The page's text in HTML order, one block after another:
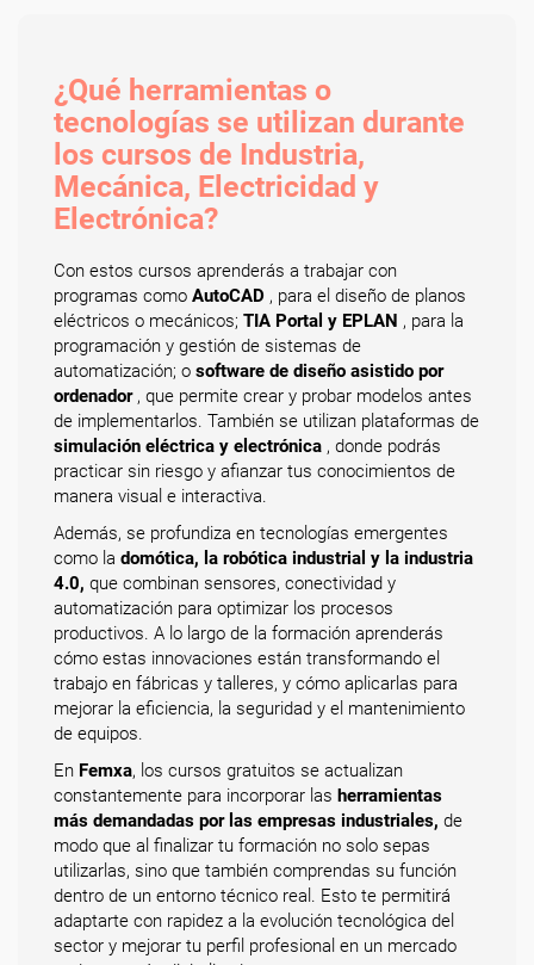
¿Qué herramientas o
tecnologías se utilizan durante
los cursos de Industria,
Mecánica, Electricidad y
Electrónica?
Con estos cursos aprenderás a trabajar con
programas como AutoCAD , para el diseño de planos
eléctricos o mecánicos; TIA Portal y EPLAN , para la
programación y gestión de sistemas de
automatización; o software de diseño asistido por
ordenador , que permite crear y probar modelos antes
de implementarlos. También se utilizan plataformas de
simulación eléctrica y electrónica , donde podrás
practicar sin riesgo y afianzar tus conocimientos de
manera visual e interactiva.
Además, se profundiza en tecnologías emergentes
como la domótica, la robótica industrial y la industria
4.0, que combinan sensores, conectividad y
automatización para optimizar los procesos
productivos. A lo largo de la formación aprenderás
cómo estas innovaciones están transformando el
trabajo en fábricas y talleres, y cómo aplicarlas para
mejorar la eficiencia, la seguridad y el mantenimiento
de equipos.
En Femxa, los cursos gratuitos se actualizan
constantemente para incorporar las herramientas
más demandadas por las empresas industriales, de
modo que al finalizar tu formación no solo sepas
utilizarlas, sino que también comprendas su función
dentro de un entorno técnico real. Esto te permitirá
adaptarte con rapidez a la evolución tecnológica del
sector y mejorar tu perfil profesional en un mercado